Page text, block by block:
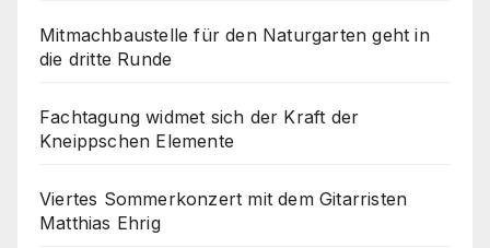
Mitmachbaustelle für den Naturgarten geht in
die dritte Runde
Fachtagung widmet sich der Kraft der
Kneippschen Elemente
Viertes Sommerkonzert mit dem Gitarristen
Matthias Ehrig